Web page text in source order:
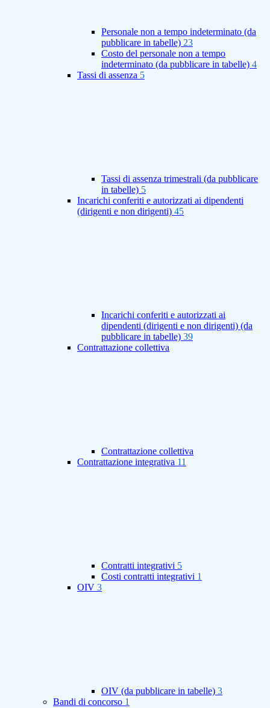
Personale non a tempo indeterminato (da
pubblicare in tabelle) 23
Costo del personale non a tempo
indeterminato (da pubblicare in tabelle) 4
Tassi di assenza 5
Tassi di assenza trimestrali (da pubblicare
in tabelle) 5
Incarichi conferiti e autorizzati ai dipendenti
(dirigenti e non dirigenti) 45
Incarichi conferiti e autorizzati ai
dipendenti (dirigenti e non dirigenti) (da
pubblicare in tabelle) 39
Contrattazione collettiva
Contrattazione collettiva
Contrattazione integrativa 11
Contratti integrativi 5
Costi contratti integrativi 1
OIV 3
OIV (da pubblicare in tabelle) 3
Bandi di concorso 1